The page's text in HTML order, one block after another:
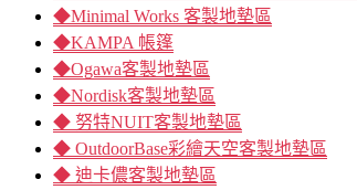
◆Minimal Works 客製地墊區
◆KAMPA 帳篷
◆Ogawa客製地墊區
◆Nordisk客製地墊區
◆ 努特NUIT客製地墊區
◆ OutdoorBase彩繪天空客製地墊區
◆ 迪卡儂客製地墊區